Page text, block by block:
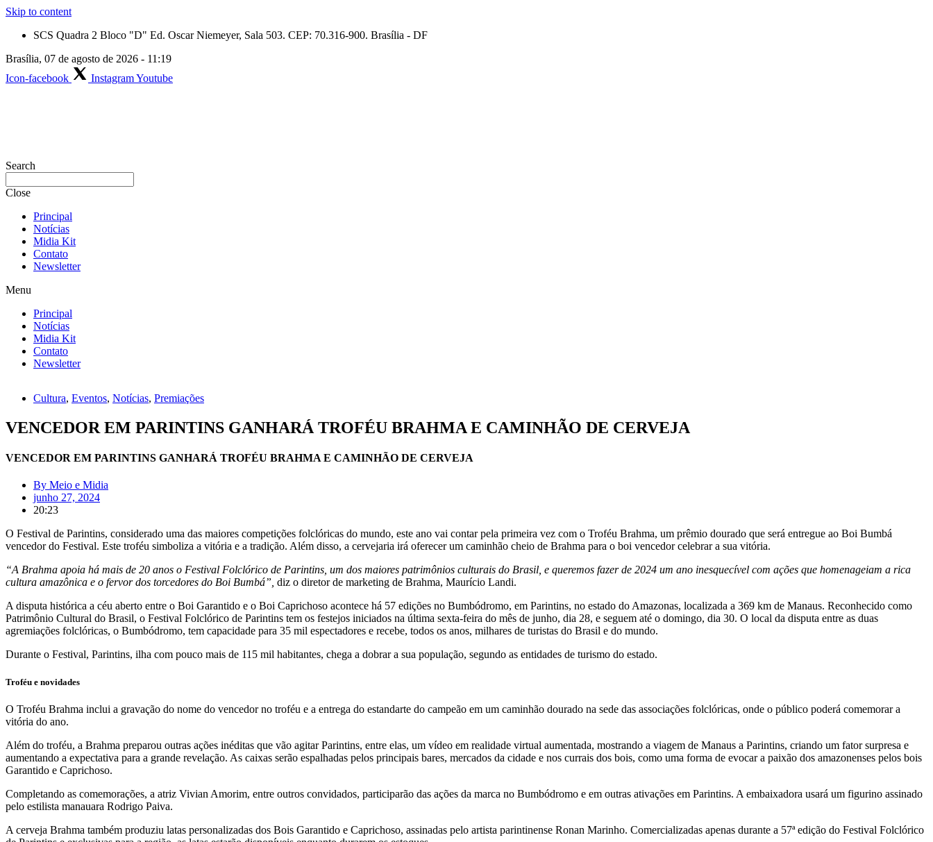
Skip to content
SCS Quadra 2 Bloco "D" Ed. Oscar Niemeyer, Sala 503. CEP: 70.316-900. Brasília - DF
Brasília, 07 de agosto de 2026 - 11:19
Icon-facebook
InstagramYoutube
Search
Close
Principal
Notícias
Midia Kit
Contato
Newsletter
Menu
Principal
Notícias
Midia Kit
Contato
Newsletter
Cultura, Eventos, Notícias, Premiações
VENCEDOR EM PARINTINS GANHARÁ TROFÉU BRAHMA E CAMINHÃO DE CERVEJA
VENCEDOR EM PARINTINS GANHARÁ TROFÉU BRAHMA E CAMINHÃO DE CERVEJA
By Meio e Midia
junho 27, 2024
20:23
O Festival de Parintins, considerado uma das maiores competições folclóricas do mundo, este ano vai contar pela primeira vez com o Troféu Brahma, um prêmio dourado que será entregue ao Boi Bumbá
vencedor do Festival. Este troféu simboliza a vitória e a tradição. Além disso, a cervejaria irá oferecer um caminhão cheio de Brahma para o boi vencedor celebrar a sua vitória.
“A Brahma apoia há mais de 20 anos o Festival Folclórico de Parintins, um dos maiores patrimônios culturais do Brasil, e queremos fazer de 2024 um ano inesquecível com ações que homenageiam a rica
cultura amazônica e o fervor dos torcedores do Boi Bumbá”, diz o diretor de marketing de Brahma, Maurício Landi.
A disputa histórica a céu aberto entre o Boi Garantido e o Boi Caprichoso acontece há 57 edições no Bumbódromo, em Parintins, no estado do Amazonas, localizada a 369 km de Manaus. Reconhecido como
Patrimônio Cultural do Brasil, o Festival Folclórico de Parintins tem os festejos iniciados na última sexta-feira do mês de junho, dia 28, e seguem até o domingo, dia 30. O local da disputa entre as duas
agremiações folclóricas, o Bumbódromo, tem capacidade para 35 mil espectadores e recebe, todos os anos, milhares de turistas do Brasil e do mundo.
Durante o Festival, Parintins, ilha com pouco mais de 115 mil habitantes, chega a dobrar a sua população, segundo as entidades de turismo do estado.
Troféu e novidades
O Troféu Brahma inclui a gravação do nome do vencedor no troféu e a entrega do estandarte do campeão em um caminhão dourado na sede das associações folclóricas, onde o público poderá comemorar a
vitória do ano.
Além do troféu, a Brahma preparou outras ações inéditas que vão agitar Parintins, entre elas, um vídeo em realidade virtual aumentada, mostrando a viagem de Manaus a Parintins, criando um fator surpresa e
aumentando a expectativa para a grande revelação. As caixas serão espalhadas pelos principais bares, mercados da cidade e nos currais dos bois, como uma forma de evocar a paixão dos amazonenses pelos bois
Garantido e Caprichoso.
Completando as comemorações, a atriz Vivian Amorim, entre outros convidados, participarão das ações da marca no Bumbódromo e em outras ativações em Parintins. A embaixadora usará um figurino assinado
pelo estilista manauara Rodrigo Paiva.
A cerveja Brahma também produziu latas personalizadas dos Bois Garantido e Caprichoso, assinadas pelo artista parintinense Ronan Marinho. Comercializadas apenas durante a 57ª edição do Festival Folclórico